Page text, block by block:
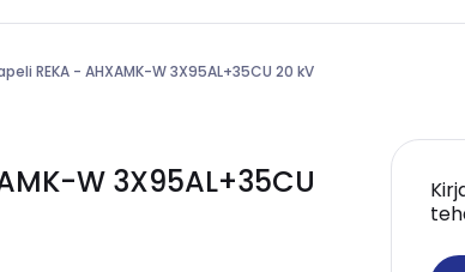
REKA - AHXAMK-W 3X95AL+35CU 20 kV
W 3X95AL+35CU